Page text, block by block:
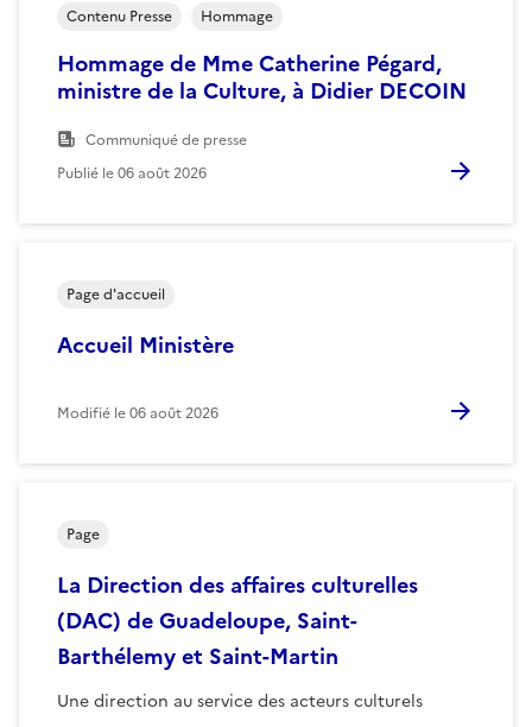
Hommage de Mme Catherine Pégard,
ministre de la Culture, à Didier DECOIN
Contenu Presse Hommage
Communiqué de presse
Publié le06 août 2026
Accueil Ministère
Page d'accueil
Modifié le06 août 2026
La Direction des affaires culturelles
(DAC) de Guadeloupe, Saint-
Barthélemy et Saint-Martin
Une direction au service des acteurs culturels
Page